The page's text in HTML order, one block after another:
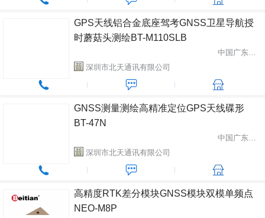
GPS天线铝合金底座驾考GNSS卫星导航授
时蘑菇头测绘BT-M110SLB
中国广东省深圳市
深圳市北天通讯有限公司
GNSS测量测绘高精准定位GPS天线碟形
BT-47N
中国广东省深圳市
深圳市北天通讯有限公司
高精度RTK差分模块GNSS模块双模单频点
NEO-M8P